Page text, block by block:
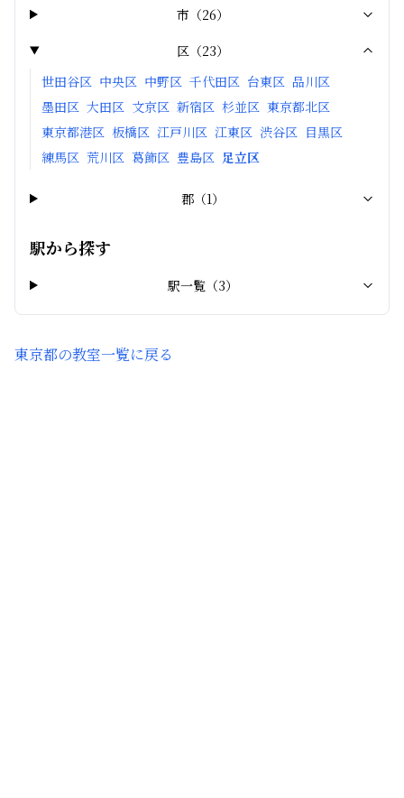
市 （26）
区 （23）
世田谷区 中央区 中野区 千代田区 台東区 品川区
墨田区 大田区 文京区 新宿区 杉並区 東京都北区
東京都港区 板橋区 江戸川区 江東区 渋谷区 目黒区
練馬区 荒川区 葛飾区 豊島区 足立区
郡 （1）
駅から探す
駅一覧（3）
東京都の教室一覧に戻る